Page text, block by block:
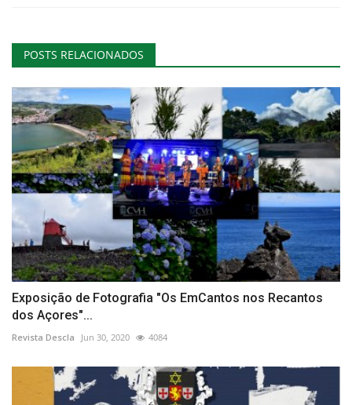
POSTS RELACIONADOS
Exposição de Fotografia "Os EmCantos nos Recantos
dos Açores"...
Revista Descla Jun 30, 2020 4084